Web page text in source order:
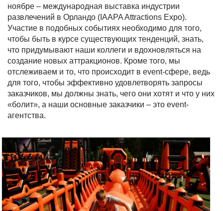
ноябре – международная выставка индустрии
развлечений в Орландо (IAAPA Attractions Expo).
Участие в подобных событиях необходимо для того,
чтобы быть в курсе существующих тенденций, знать,
что придумывают наши коллеги и вдохновляться на
создание новых аттракционов. Кроме того, мы
отслеживаем и то, что происходит в event-сфере, ведь
для того, чтобы эффективно удовлетворять запросы
заказчиков, мы должны знать, чего они хотят и что у них
«болит», а наши основные заказчики – это event-
агентства.